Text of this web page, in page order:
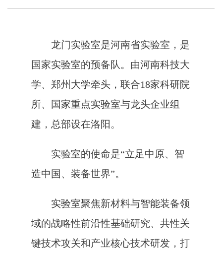
龙门实验室是河南省实验室，是
国家实验室的预备队。由河南科技大
学、郑州大学牵头，联合18家科研院
所、国家重点实验室与龙头企业组
建，总部设在洛阳。
实验室的使命是“立足中原、智
造中国、装备世界”。
实验室聚焦新材料与智能装备领
域的战略性前沿性基础研究、共性关
键技术攻关和产业核心技术研发，打